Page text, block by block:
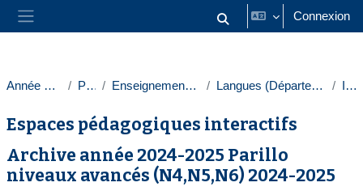
Passer au contenu principal
Panneau latéral Activer/désactiver la saisie
Connexion
Année 2024-2025 Paris 1 Enseignements transversaux Langues (Département des langues) Italien
Espaces pédagogiques interactifs
Archive année 2024-2025 Parillo
niveaux avancés (N4,N5,N6) 2024-2025